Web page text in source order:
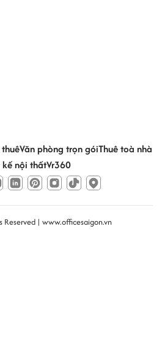
Văn phòng trọn góiThuê toà nhà
kế nội thấtVr360
Reserved | www.officesaigon.vn